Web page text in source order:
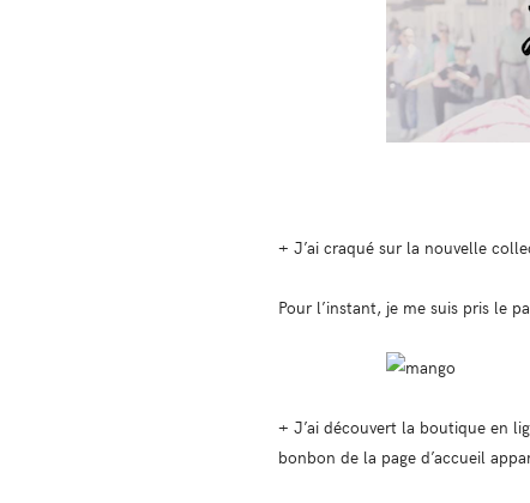
+ J’ai craqué sur la nouvelle
Pour l’instant, je me suis pris le
+ J’ai découvert la boutique en
bonbon de la page d’accueil